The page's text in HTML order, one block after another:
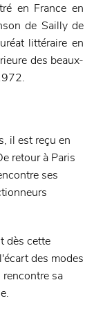
en France en
de Sailly de
littéraire en
des beaux-
il est reçu en
retour à Paris
ses
dès cette
des modes
sa